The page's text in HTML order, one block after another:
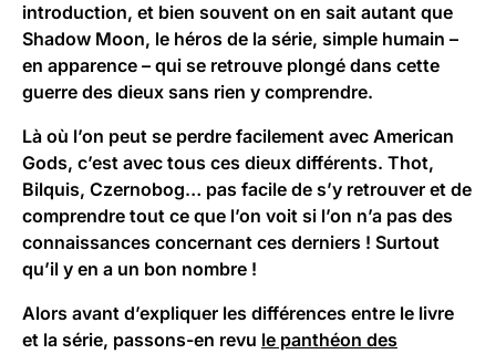
introduction, et bien souvent on en sait autant que
Shadow Moon, le héros de la série, simple humain –
en apparence – qui se retrouve plongé dans cette
guerre des dieux sans rien y comprendre.
Là où l’on peut se perdre facilement avec American
Gods, c’est avec tous ces dieux différents. Thot,
Bilquis, Czernobog… pas facile de s’y retrouver et de
comprendre tout ce que l’on voit si l’on n’a pas des
connaissances concernant ces derniers ! Surtout
qu’il y en a un bon nombre !
Alors avant d’expliquer les différences entre le livre
et la série, passons-en revu le panthéon des